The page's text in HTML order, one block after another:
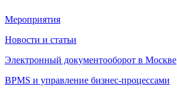
Мероприятия
Новости и статьи
Электронный документооборот в Москве
BPMS и управление бизнес-процессами